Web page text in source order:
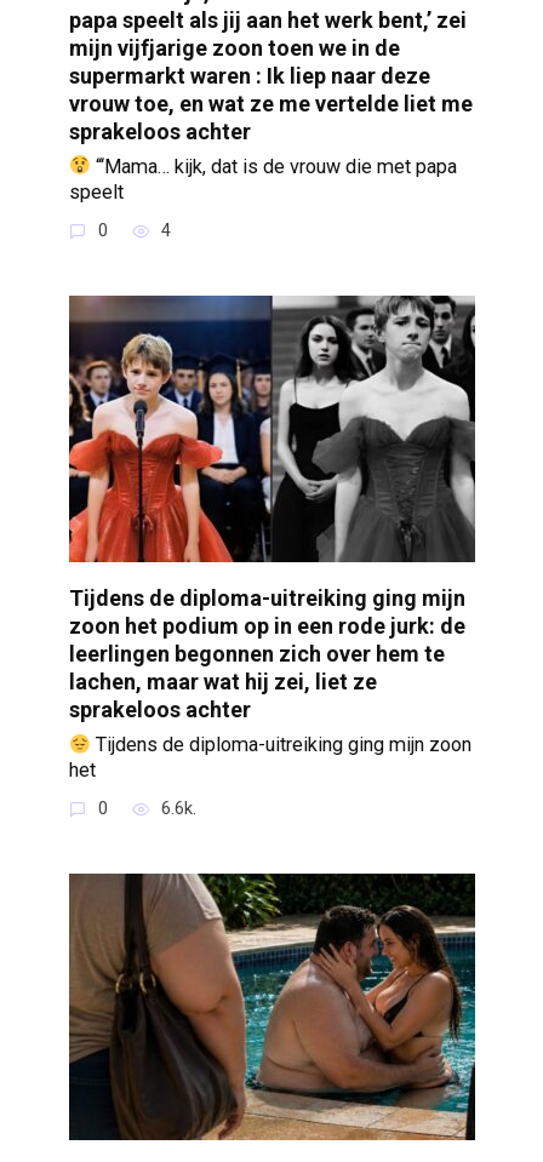
papa speelt als jij aan het werk bent,’ zei
mijn vijfjarige zoon toen we in de
supermarkt waren : Ik liep naar deze
vrouw toe, en wat ze me vertelde liet me
sprakeloos achter
“‘Mama… kijk, dat is de vrouw die met papa
speelt
0 4
Tijdens de diploma-uitreiking ging mijn
zoon het podium op in een rode jurk: de
leerlingen begonnen zich over hem te
lachen, maar wat hij zei, liet ze
sprakeloos achter
Tijdens de diploma-uitreiking ging mijn zoon
het
0 6.6k.